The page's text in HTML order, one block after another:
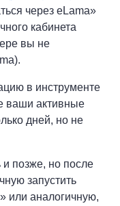
через eLama»
кабинета
вы не
в инструменте
ваши активные
дней, но не
позже, но после
запустить
или аналогичную,